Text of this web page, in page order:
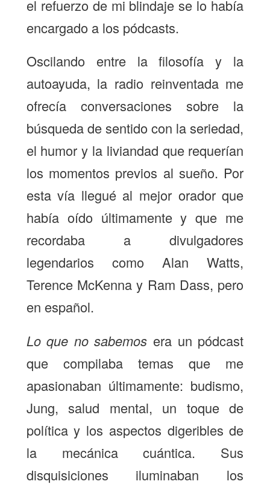
el refuerzo de mi blindaje se lo había
encargado a los pódcasts.
Oscilando entre la filosofía y la
autoayuda, la radio reinventada me
ofrecía conversaciones sobre la
búsqueda de sentido con la seriedad,
el humor y la liviandad que requerían
los momentos previos al sueño. Por
esta vía llegué al mejor orador que
había oído últimamente y que me
recordaba a divulgadores
legendarios como Alan Watts,
Terence McKenna y Ram Dass, pero
en español.
Lo que no sabemos era un pódcast
que compilaba temas que me
apasionaban últimamente: budismo,
Jung, salud mental, un toque de
política y los aspectos digeribles de
la mecánica cuántica. Sus
disquisiciones iluminaban los